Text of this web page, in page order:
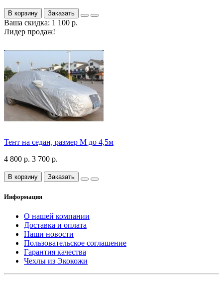
В корзину Заказать
Ваша скидка: 1 100 р.
Лидер продаж!
Тент на седан, размер М до 4,5м
4 800 р. 3 700 р.
В корзину Заказать
Информация
О нашей компании
Доставка и оплата
Наши новости
Пользовательское соглашение
Гарантия качества
Чехлы из Экокожи